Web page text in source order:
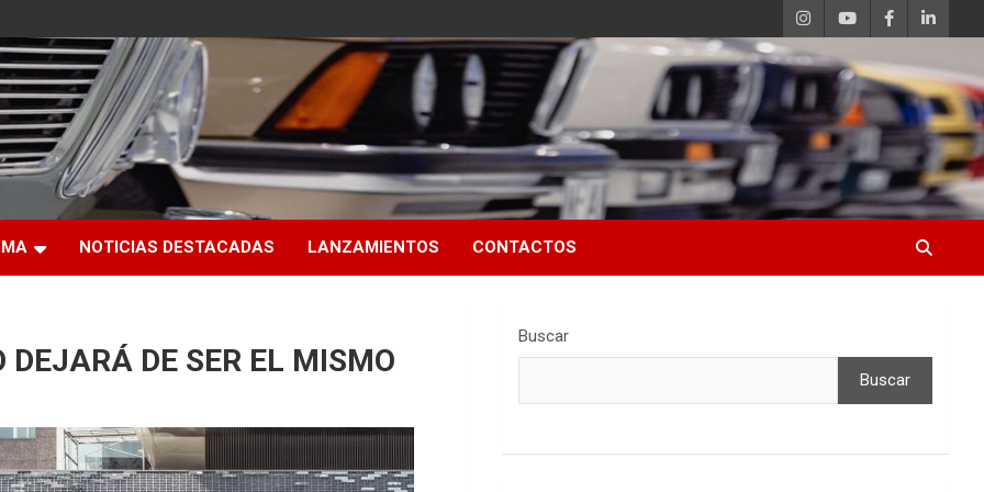
NOTICIAS DESTACADAS LANZAMIENTOS CONTACTOS
DE SER EL MISMO
Buscar
Buscar